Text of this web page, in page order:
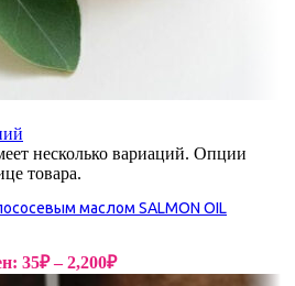
несколько вариаций. Опции
товара.
маслом SALMON OIL
35₽ – 2,200₽